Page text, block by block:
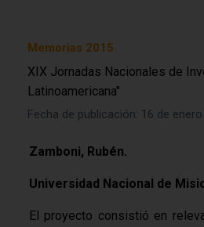
Memorias 2015
XIX Jornadas Nacionales de
Latinoamericana"
Fecha de publicación: 16 de
Zamboni, Rubén.
Universidad Nacional de
El proyecto consistió en